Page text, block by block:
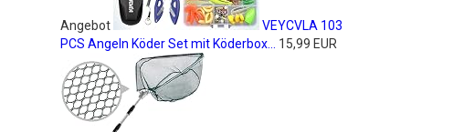
Angebot
VEYCVLA 103
PCS Angeln Köder Set mit Köderbox...
15,99 EUR